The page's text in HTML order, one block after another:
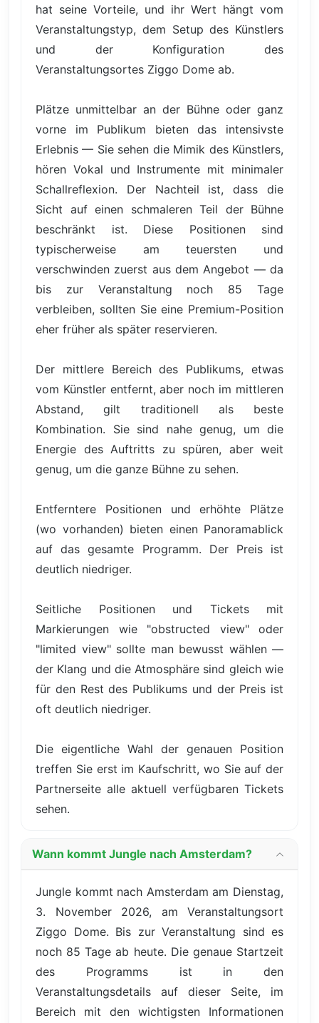
hat seine Vorteile, und ihr Wert hängt vom
Veranstaltungstyp, dem Setup des Künstlers
und der Konfiguration des
Veranstaltungsortes Ziggo Dome ab.
Plätze unmittelbar an der Bühne oder ganz
vorne im Publikum bieten das intensivste
Erlebnis — Sie sehen die Mimik des Künstlers,
hören Vokal und Instrumente mit minimaler
Schallreflexion. Der Nachteil ist, dass die
Sicht auf einen schmaleren Teil der Bühne
beschränkt ist. Diese Positionen sind
typischerweise am teuersten und
verschwinden zuerst aus dem Angebot — da
bis zur Veranstaltung noch 85 Tage
verbleiben, sollten Sie eine Premium-Position
eher früher als später reservieren.
Der mittlere Bereich des Publikums, etwas
vom Künstler entfernt, aber noch im mittleren
Abstand, gilt traditionell als beste
Kombination. Sie sind nahe genug, um die
Energie des Auftritts zu spüren, aber weit
genug, um die ganze Bühne zu sehen.
Entferntere Positionen und erhöhte Plätze
(wo vorhanden) bieten einen Panoramablick
auf das gesamte Programm. Der Preis ist
deutlich niedriger.
Seitliche Positionen und Tickets mit
Markierungen wie "obstructed view" oder
"limited view" sollte man bewusst wählen —
der Klang und die Atmosphäre sind gleich wie
für den Rest des Publikums und der Preis ist
oft deutlich niedriger.
Die eigentliche Wahl der genauen Position
treffen Sie erst im Kaufschritt, wo Sie auf der
Partnerseite alle aktuell verfügbaren Tickets
sehen.
Wann kommt Jungle nach Amsterdam?
Jungle kommt nach Amsterdam am Dienstag,
3. November 2026, am Veranstaltungsort
Ziggo Dome. Bis zur Veranstaltung sind es
noch 85 Tage ab heute. Die genaue Startzeit
des Programms ist in den
Veranstaltungsdetails auf dieser Seite, im
Bereich mit den wichtigsten Informationen